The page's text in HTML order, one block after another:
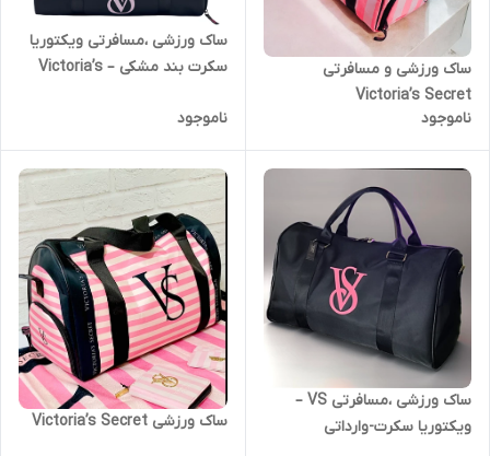
ساک ورزشی و ‌مسافرتی
Victoria’s Secret
ناموجود
ساک ورزشی ،مسافرتی ویکتوریا
سکرت بند مشکی – Victoria’s
ناموجود
ساک ورزشی ،مسافرتی VS –
ویکتوریا سکرت-وارداتی
ساک ورزشی Victoria’s Secret